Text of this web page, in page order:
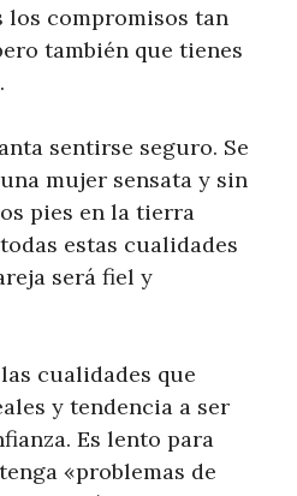
los compromisos tan
también que tienes
sentirse seguro. Se
mujer sensata y sin
pies en la tierra
estas cualidades
será fiel y
cualidades que
y tendencia a ser
Es lento para
«problemas de